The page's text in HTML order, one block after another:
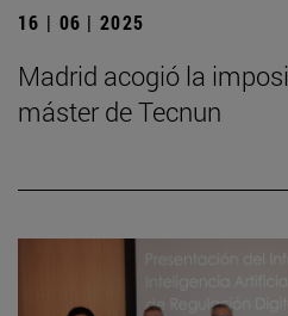
16 | 06 | 2025
Madrid acogió la
máster de Tecnun